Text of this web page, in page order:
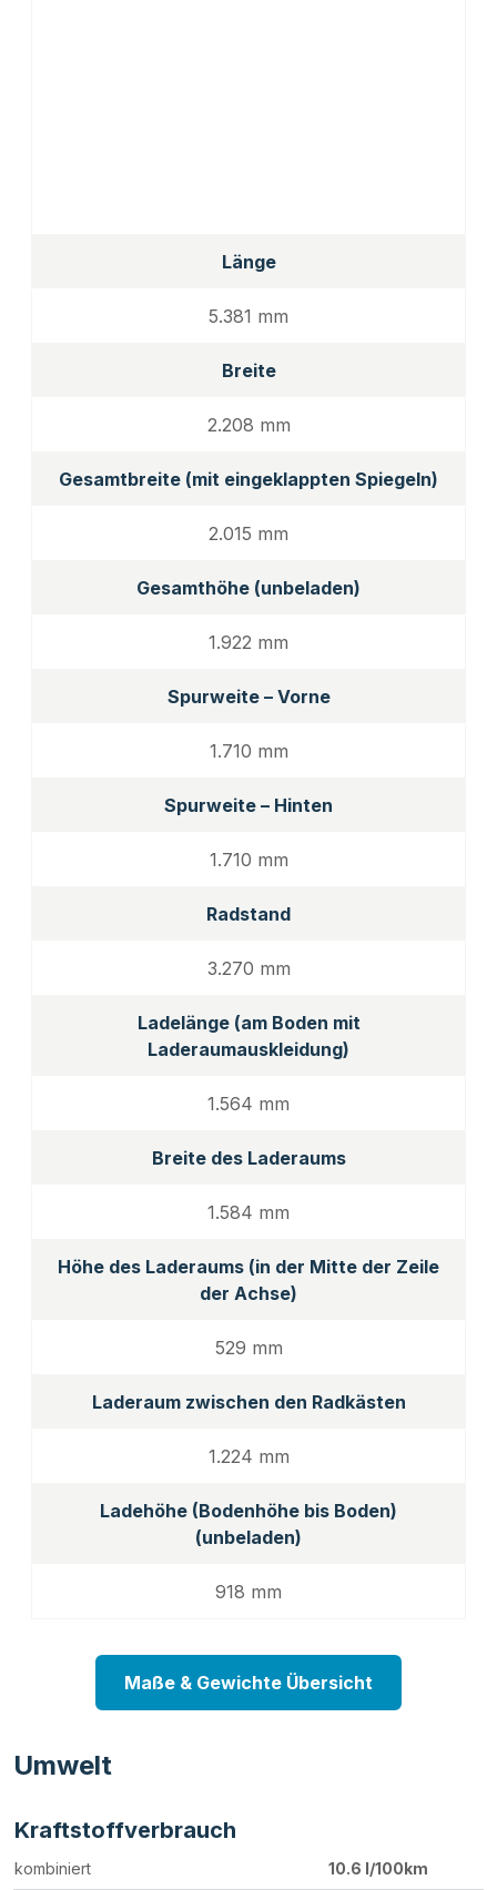
Länge
5.381 mm
Breite
2.208 mm
Gesamtbreite (mit eingeklappten Spiegeln)
2.015 mm
Gesamthöhe (unbeladen)
1.922 mm
Spurweite – Vorne
1.710 mm
Spurweite – Hinten
1.710 mm
Radstand
3.270 mm
Ladelänge (am Boden mit
Laderaumauskleidung)
1.564 mm
Breite des Laderaums
1.584 mm
Höhe des Laderaums (in der Mitte der Zeile
der Achse)
529 mm
Laderaum zwischen den Radkästen
1.224 mm
Ladehöhe (Bodenhöhe bis Boden)
(unbeladen)
918 mm
Maße & Gewichte Übersicht
Umwelt
Kraftstoffverbrauch
kombiniert 10.6 l/100km